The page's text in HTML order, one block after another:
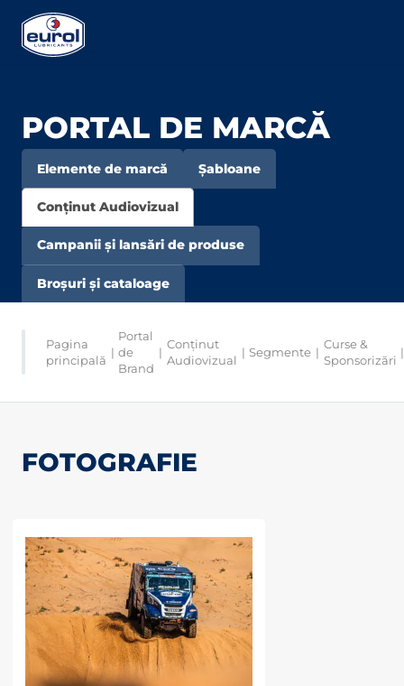
PORTAL DE MARCĂ
Elemente de marcă Șabloane
Conținut Audiovizual
Campanii și lansări de produse
Broșuri și cataloage
Pagina
principală
|
Portal
de
Brand
|
Conținut
Audiovizual
| Segmente |
Curse &
Sponsorizări
|
FOTOGRAFIE